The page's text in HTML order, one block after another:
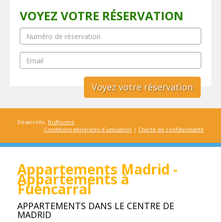
VOYEZ VOTRE RÉSERVATION
Numéro de réservation
Email
Voyez votre réservation
Desarrollo: fnsRooms
Conditions générales d´utilisation | Charte de confidentialité
Appartements Madrid -
Appartements à
Fuencarral
APPARTEMENTS DANS LE CENTRE DE
MADRID